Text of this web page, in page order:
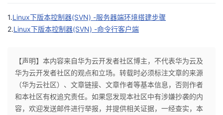
1.Linux下版本控制器(SVN) -服务器端环境搭建步骤
2.Linux下版本控制器(SVN) -命令行客户端
【声明】本内容来自华为云开发者社区博主，不代表华为云及
华为云开发者社区的观点和立场。转载时必须标注文章的来源
（华为云社区）、文章链接、文章作者等基本信息，否则作者
和本社区有权追究责任。如果您发现本社区中有涉嫌抄袭的内
容，欢迎发送邮件进行举报，并提供相关证据，一经查实，本